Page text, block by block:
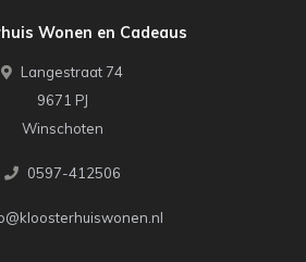
Wonen en Cadeaus
Langestraat 74
9671 PJ
Winschoten
0597-412506